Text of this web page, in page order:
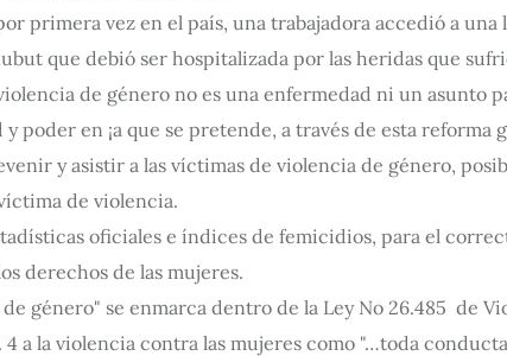
primera vez en el país, una trabajadora accedió a
que debió ser hospitalizada por las heridas que
de género no es una enfermedad ni un asunto
en ¡a que se pretende, a través de esta reforma
y asistir a las víctimas de violencia de género,
de violencia.
oficiales e índices de femicidios, para el
derechos de las mujeres.
género" se enmarca dentro de la Ley No 26.485 de
a la violencia contra las mujeres como "…toda